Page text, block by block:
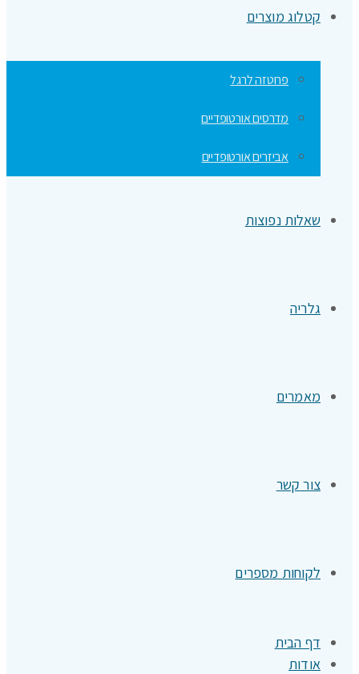
קטלוג מוצרים
פרוטזה לרגל
מדרסים אורטופדיים
אביזרים אורטופדיים
שאלות נפוצות
גלריה
מאמרים
צור קשר
לקוחות מספרים
דף הבית
אודות